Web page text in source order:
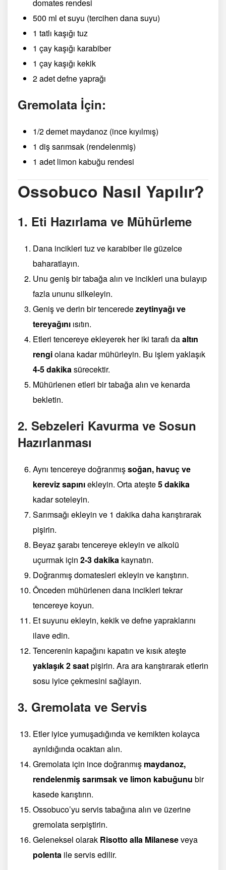
domates rendesi
500 ml et suyu (tercihen dana suyu)
1 tatlı kaşığı tuz
1 çay kaşığı karabiber
1 çay kaşığı kekik
2 adet defne yaprağı
Gremolata İçin:
1/2 demet maydanoz (ince kıyılmış)
1 diş sarımsak (rendelenmiş)
1 adet limon kabuğu rendesi
Ossobuco Nasıl Yapılır?
1. Eti Hazırlama ve Mühürleme
Dana incikleri tuz ve karabiber ile güzelce
baharatlayın.
Unu geniş bir tabağa alın ve incikleri una bulayıp
fazla ununu silkeleyin.
Geniş ve derin bir tenceredezeytinyağı ve
tereyağını ısıtın.
Etleri tencereye ekleyerek her iki tarafı daaltın
rengiolana kadar mühürleyin. Bu işlem yaklaşık
4-5 dakikasürecektir.
Mühürlenen etleri bir tabağa alın ve kenarda
bekletin.
2. Sebzeleri Kavurma ve Sosun
Hazırlanması
Aynı tencereye doğranmışsoğan, havuç ve
kereviz sapınıekleyin. Orta ateşte5 dakika
kadar soteleyin.
Sarımsağı ekleyin ve 1 dakika daha karıştırarak
pişirin.
Beyaz şarabı tencereye ekleyin ve alkolü
uçurmak için 2-3 dakika kaynatın.
Doğranmış domatesleri ekleyin ve karıştırın.
Önceden mühürlenen dana incikleri tekrar
tencereye koyun.
Et suyunu ekleyin, kekik ve defne yapraklarını
ilave edin.
Tencerenin kapağını kapatın ve kısık ateşte
yaklaşık 2 saatpişirin. Ara ara karıştırarak etlerin
sosu iyice çekmesini sağlayın.
3. Gremolata ve Servis
Etler iyice yumuşadığında ve kemikten kolayca
ayrıldığında ocaktan alın.
Gremolata için ince doğranmış maydanoz,
rendelenmiş sarımsak ve limon kabuğunu bir
kasede karıştırın.
Ossobuco’yu servis tabağına alın ve üzerine
gremolata serpiştirin.
Geleneksel olarak Risotto alla Milaneseveya
polenta ile servis edilir.